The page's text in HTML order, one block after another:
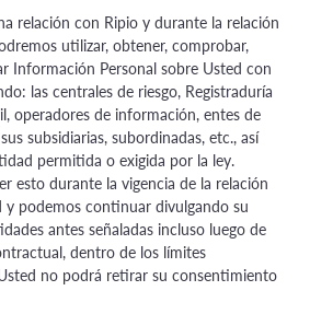
relación con Ripio y durante la relación
utilizar, obtener, comprobar,
Información Personal sobre Usted con
las centrales de riesgo, Registraduría
operadores de información, entes de
subsidiarias, subordinadas, etc., así
permitida o exigida por la ley.
esto durante la vigencia de la relación
podemos continuar divulgando su
antes señaladas incluso luego de
dentro de los límites
no podrá retirar su consentimiento